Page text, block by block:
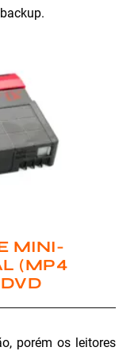
MINI-
(MP4
porém os leitores